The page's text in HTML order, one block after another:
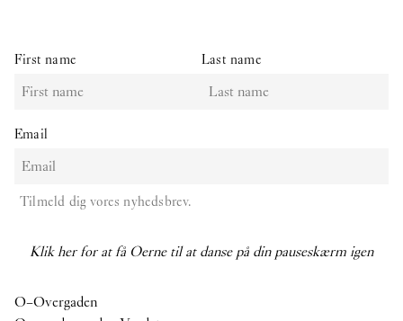
First name Last name
Email
Tilmeld dig vores nyhedsbrev.
Klik her for at få Oerne til at danse på din pauseskærm igen
O–Overgaden